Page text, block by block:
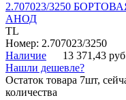
2.707023/3250
АНОД
TL
Номер: 2.707023/3250
Наличие
13 371,43
Нашли дешевле?
Остаток товара 7шт,
количества